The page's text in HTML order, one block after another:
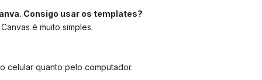
Consigo usar os templates?
é muito simples.
celular quanto pelo computador.